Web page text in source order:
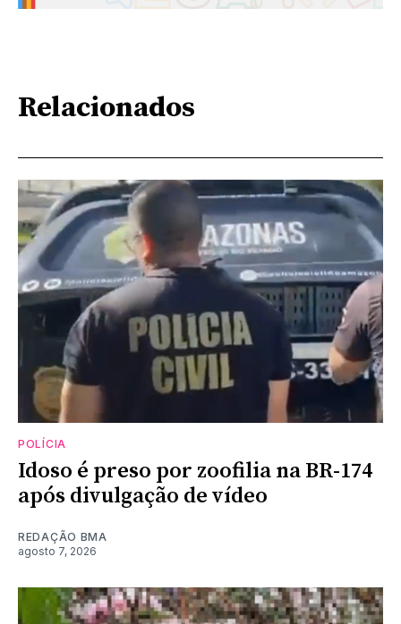
Relacionados
POLÍCIA
Idoso é preso por zoofilia na BR-174
após divulgação de vídeo
REDAÇÃO BMA
agosto 7, 2026